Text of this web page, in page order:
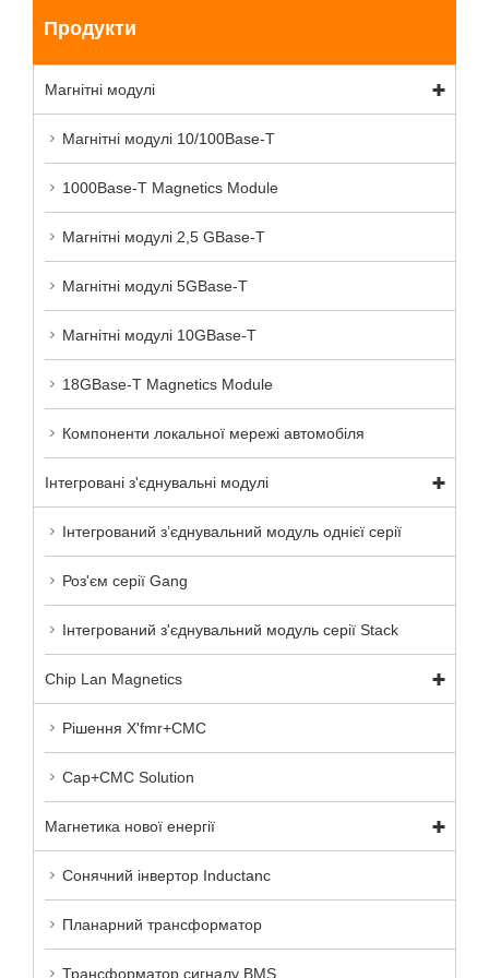
Продукти
Магнітні модулі
Магнітні модулі 10/100Base-T
1000Base-T Magnetics Module
Магнітні модулі 2,5 GBase-T
Магнітні модулі 5GBase-T
Магнітні модулі 10GBase-T
18GBase-T Magnetics Module
Компоненти локальної мережі автомобіля
Інтегровані з'єднувальні модулі
Інтегрований з’єднувальний модуль однієї серії
Роз'єм серії Gang
Інтегрований з'єднувальний модуль серії Stack
Chip Lan Magnetics
Рішення X'fmr+CMC
Cap+CMC Solution
Магнетика нової енергії
Сонячний інвертор Inductanc
Планарний трансформатор
Трансформатор сигналу BMS